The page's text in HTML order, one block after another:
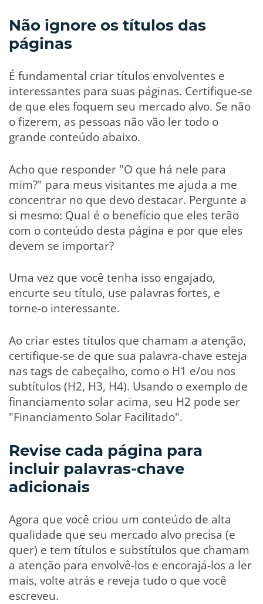
Não ignore os títulos das
páginas
É fundamental criar títulos envolventes e
interessantes para suas páginas. Certifique-se
de que eles foquem seu mercado alvo. Se não
o fizerem, as pessoas não vão ler todo o
grande conteúdo abaixo.
Acho que responder "O que há nele para
mim?" para meus visitantes me ajuda a me
concentrar no que devo destacar. Pergunte a
si mesmo: Qual é o benefício que eles terão
com o conteúdo desta página e por que eles
devem se importar?
Uma vez que você tenha isso engajado,
encurte seu título, use palavras fortes, e
torne-o interessante.
Ao criar estes títulos que chamam a atenção,
certifique-se de que sua palavra-chave esteja
nas tags de cabeçalho, como o H1 e/ou nos
subtítulos (H2, H3, H4). Usando o exemplo de
financiamento solar acima, seu H2 pode ser
"Financiamento Solar Facilitado".
Revise cada página para
incluir palavras-chave
adicionais
Agora que você criou um conteúdo de alta
qualidade que seu mercado alvo precisa (e
quer) e tem títulos e substítulos que chamam
a atenção para envolvê-los e encorajá-los a ler
mais, volte atrás e reveja tudo o que você
escreveu.